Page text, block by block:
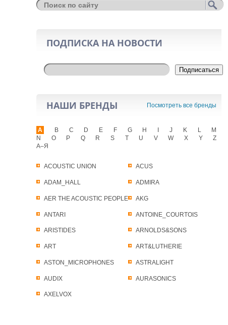
ПОДПИСКА НА НОВОСТИ
Подписаться
НАШИ БРЕНДЫ Посмотреть все бренды
A
ACOUSTIC UNION ACUS
ADAM_HALL ADMIRA
AER THE ACOUSTIC PEOPLE AKG
ANTARI ANTOINE_COURTOIS
ARISTIDES ARNOLDS&SONS
ART ART&LUTHERIE
ASTON_MICROPHONES ASTRALIGHT
AUDIX AURASONICS
AXELVOX
B C D E F G H J K L
M
N
O P Q R S T U V W X Y
Z
А–Я